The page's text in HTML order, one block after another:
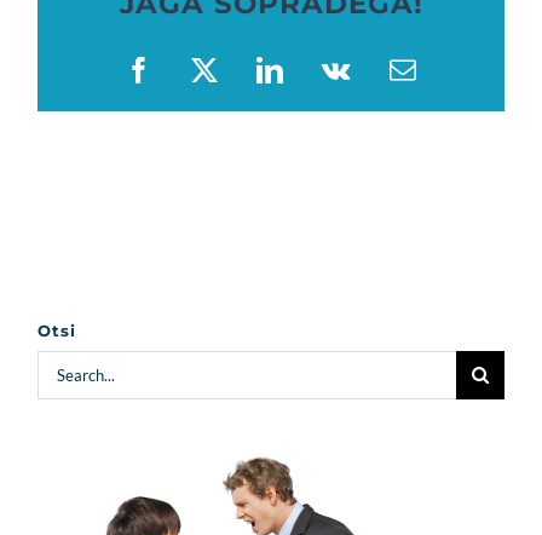
Facebook
X LinkedIn
Vk Email
Otsi
Search